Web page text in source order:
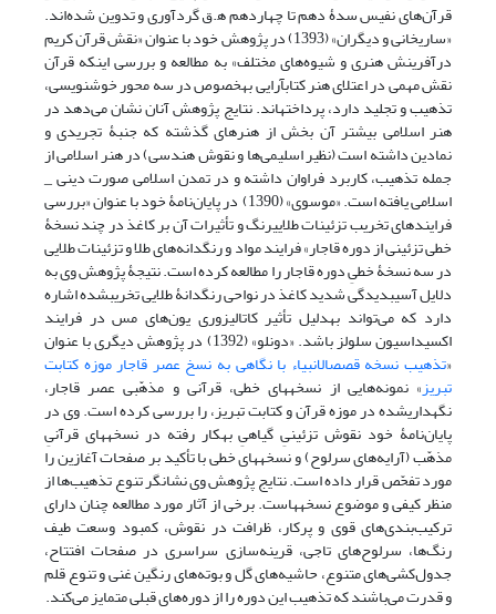
قرآن‌های نفیس سدۀ دهم تا چهاردهم ھ.ق گردآوری و تدوین شده‌اند.
«ساریخانی و دیگران» (1393) در پژوهش خود با عنوان «نقش قرآن کریم
درآفرینش هنری و شیوه‌های مختلف» به مطالعه و بررسی اینکه قرآن
نقش مهمی در اعتلای هنر کتاب‎آرایی به‎خصوص در سه محور خوشنویسی،
تذهیب و تجلید دارد، پرداخته‎اند. نتایج پژوهش آنان نشان می‌دهد در
هنر اسلامی بیشتر آن بخش از هنرهای گذشته که جنبۀ تجریدی و
نمادین داشته است (نظیر اسلیمی‌ها و نقوش هندسی) در هنر اسلامی از
جمله تذهیب، کاربرد فراوان داشته و در تمدن اسلامی صورت دینی _
اسلامی یافته است. «موسوی» (1390) در پایان‌نامۀ خود با عنوان «بررسی
فرایندهای تخریب تزئینات طلایی‎رنگ و تأثیرات آن بر کاغذ در چند نسخۀ
خطی تزئینی از دوره قاجار» فرایند مواد و رنگدانه‌های طلا و تزئینات طلایی
در سه نسخۀ خطیِ دوره قاجار را مطالعه کرده است. نتیجۀ پژوهش وی به
دلایل آسیب‎دیدگی شدید کاغذ در نواحی رنگدانۀ طلایی تخریب‎شده اشاره
دارد که می‌تواند به‎دلیل تأثیر کاتالیزوری یون‌های مس در فرایند
اکسیداسیون سلولز باشد. «دونلو» (1392) در پژوهش دیگری با عنوان
« تذهیب نسخه قصص‎الانبیاء با نگاهی به نسخ عصر قاجار موزه کتابت
تبریز » نمونه‌هایی از نسخه‎های خطی، قرآنی و مذهّبی عصر قاجار،
نگهداری‎شده در موزه قرآن و کتابت تبریز، را بررسی کرده است. وی در
پایان‌نامۀ خود نقوش تزئینیِ گیاهیِ به‎کار رفته در نسخه‎های قرآنیِ
مذهّب (آرایه‌های سرلوح) و نسخه‎های خطی با تأکید بر صفحات آغازین را
مورد تفحّص قرار داده است. نتایج پژوهش وی نشانگر تنوع تذهیب‌ها از
منظر کیفی و موضوع نسخه‎هاست. برخی از آثار مورد مطالعه چنان دارای
ترکیب‌بندی‌های قوی و پرکار، ظرافت در نقوش، کمبود وسعت طیف
رنگ‌ها، سرلوح‌های تاجی، قرینه‌سازی سراسری در صفحات افتتاح،
جدول‌کشی‌های متنوع، حاشیه‌های گل و بوته‌های رنگین غنی و تنوع قلم
و قدرت می‌باشند که تذهیب این دوره را از دوره‌های قبلی متمایز می‌کند.